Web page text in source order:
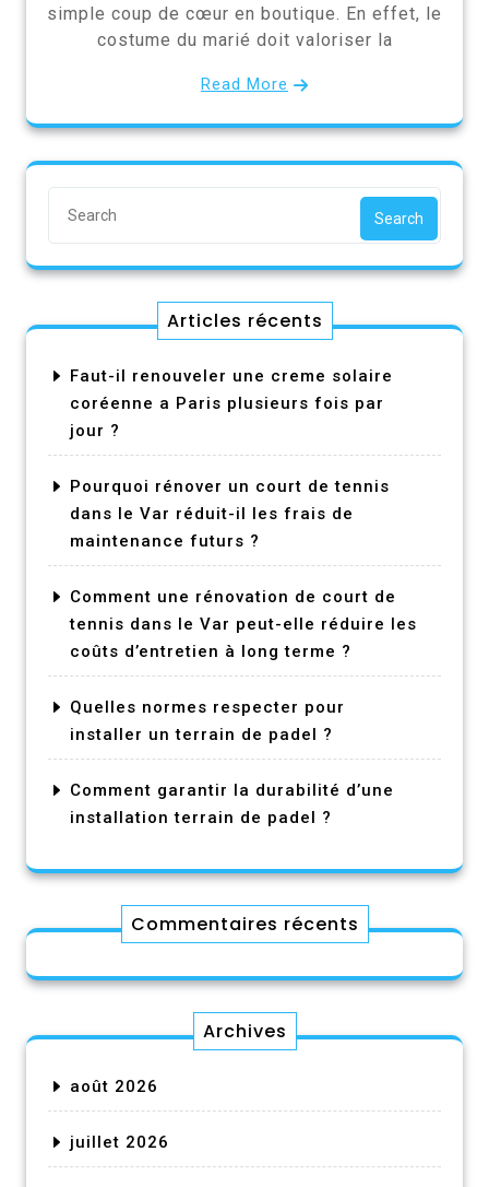
simple coup de cœur en boutique. En effet, le
costume du marié doit valoriser la
Read More
Search
Articles récents
Faut-il renouveler une creme solaire
coréenne a Paris plusieurs fois par
jour ?
Pourquoi rénover un court de tennis
dans le Var réduit-il les frais de
maintenance futurs ?
Comment une rénovation de court de
tennis dans le Var peut-elle réduire les
coûts d’entretien à long terme ?
Quelles normes respecter pour
installer un terrain de padel ?
Comment garantir la durabilité d’une
installation terrain de padel ?
Commentaires récents
Archives
août 2026
juillet 2026